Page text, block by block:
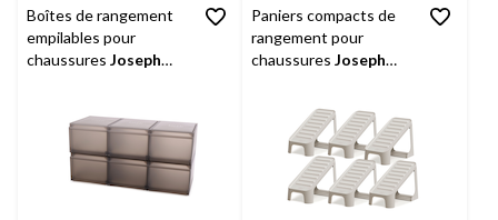
évaluations
Boîtes de rangement
empilables pour
chaussures Joseph
Paniers compacts de
rangement pour
chaussures Joseph